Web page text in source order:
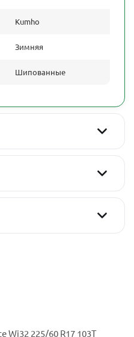
Kumho
Зимняя
Шипованные